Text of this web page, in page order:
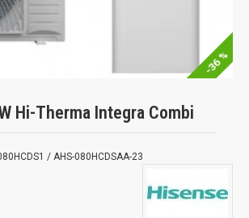
-36 %
Hi-Therma Integra Combi
/ AHS-080HCDSAA-23